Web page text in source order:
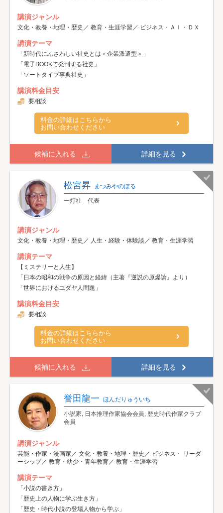
講演ジャンル
文化・教養・地理・歴史／ 教育・生涯学習／ ビジネス・ＡＩ・ＤＸ
講演テーマ
「新時代にふさわしい社史とは＜企業派遣型＞」
「電子BOOKで発刊する社史」
「ソートタイプ事典社史」
講演料金目安
要相談
料金の詳細はこちらから
お問い合わせください
候補に入れる 詳細を見る
松宮昇 まつみやのぼる
一灯社 代表
講演ジャンル
文化・教養・地理・歴史／ 人生・経験・体験談／ 教育・生涯学習
講演テーマ
【ミステリーと人生】
「日本の昭和の戦争の原因と経緯（主著『逆説の原爆論』より）
「世界におけるユダヤ人問題」
講演料金目安
要相談
料金の詳細はこちらから
お問い合わせください
候補に入れる 詳細を見る
誉田龍一 ほんだりゅういち
小説家, 日本推理作家協会会員, 歴史時代作家クラブ
会員
講演ジャンル
芸能・作家・漫画家／ 文化・教養・地理・歴史／ ビジネス・ リーダ
ーシップ／ 教育・幼少・青年教育／ 教育・生涯学習
講演テーマ
「小説の書き方」
「歴史上の人物に学ぶ生き方」
「歴史・時代小説の登場人物から学ぶ」